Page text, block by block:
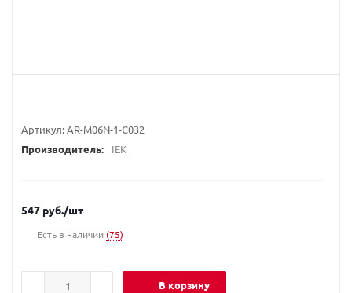
Артикул:AR-M06N-1-C032
Производитель:
IEK
547 руб./шт
Есть в наличии (75)
В корзину